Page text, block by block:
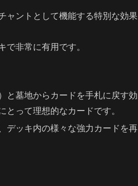
ャントとして機能する特別な効果
非常に有用です。
と墓地からカードを手札に戻す効
って理想的なカードです。
デッキ内の様々な強力カードを再